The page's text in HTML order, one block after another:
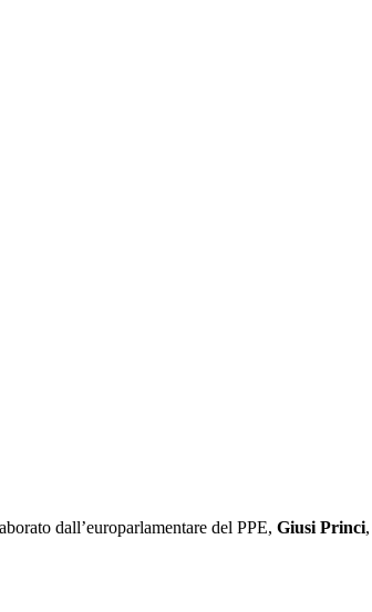
dall’europarlamentare del PPE, Giusi Princi